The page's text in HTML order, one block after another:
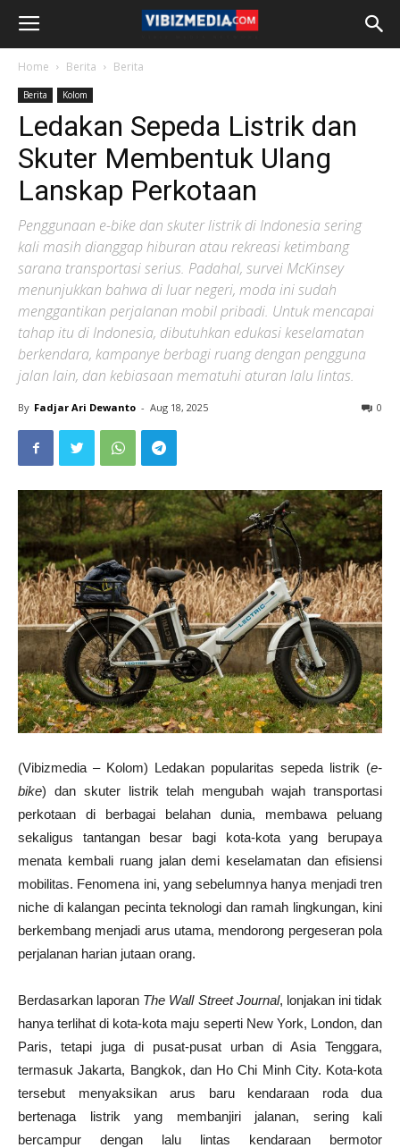
Home Berita Berita
Berita Kolom
Ledakan Sepeda Listrik dan
Skuter Membentuk Ulang
Lanskap Perkotaan
Penggunaan e-bike dan skuter listrik di Indonesia sering
kali masih dianggap hiburan atau rekreasi ketimbang
sarana transportasi serius. Padahal, survei McKinsey
menunjukkan bahwa di luar negeri, moda ini sudah
menggantikan perjalanan mobil pribadi. Untuk mencapai
tahap itu di Indonesia, dibutuhkan edukasi keselamatan
berkendara, kampanye berbagi ruang dengan pengguna
jalan lain, dan kebiasaan mematuhi aturan lalu lintas.
By Fadjar Ari Dewanto - Aug 18, 2025 0
(Vibizmedia – Kolom) Ledakan popularitas sepeda listrik (e-
bike) dan skuter listrik telah mengubah wajah transportasi
perkotaan di berbagai belahan dunia, membawa peluang
sekaligus tantangan besar bagi kota-kota yang berupaya
menata kembali ruang jalan demi keselamatan dan efisiensi
mobilitas. Fenomena ini, yang sebelumnya hanya menjadi tren
niche di kalangan pecinta teknologi dan ramah lingkungan, kini
berkembang menjadi arus utama, mendorong pergeseran pola
perjalanan harian jutaan orang.
Berdasarkan laporan The Wall Street Journal, lonjakan ini tidak
hanya terlihat di kota-kota maju seperti New York, London, dan
Paris, tetapi juga di pusat-pusat urban di Asia Tenggara,
termasuk Jakarta, Bangkok, dan Ho Chi Minh City. Kota-kota
tersebut menyaksikan arus baru kendaraan roda dua
bertenaga listrik yang membanjiri jalanan, sering kali
bercampur dengan lalu lintas kendaraan bermotor